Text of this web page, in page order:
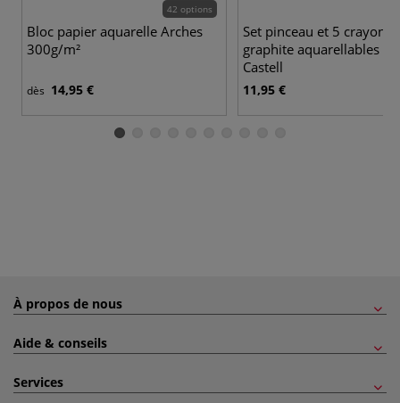
42 options
Bloc papier aquarelle Arches
300g/m²
dès 14,95 €
Set pinceau et 5 crayons
graphite aquarellables
Castell
11,95 €
À propos de nous
Aide & conseils
Services